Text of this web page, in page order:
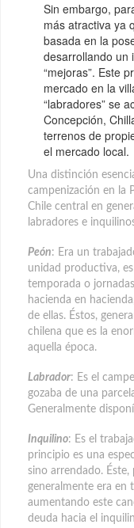
Sin embargo,
más atractiva ya
basada en la
desarrollando un
“mejoras”. Este
mercado en la
“labradores” se
Concepción,
terrenos de
el mercado local.
Una distinción
campenización en la
Chile central en
labradores e
Peón: Era un
unidad productiva,
temporada o
hacienda en
de ellas. Éstos,
chilena que es la
aquella época.
Labrador: Es el
gozaba de una
Generalmente
Inquilino: Es el
principio es una
sino arrendado.
generalmente era en
aumentando este
deuda hacia el